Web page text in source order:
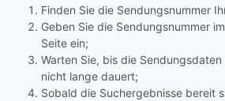
Finden Sie die Sendungsnummer
Geben Sie die Sendungsnummer
Seite ein;
Warten Sie, bis die
nicht lange dauert;
Sobald die Suchergebnisse bereit